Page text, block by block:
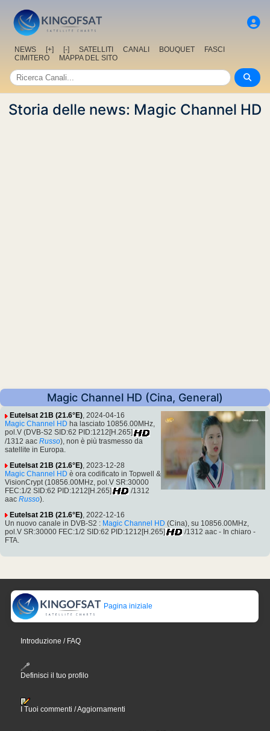
NEWS [+] [-] SATELLITI CANALI BOUQUET
FASCI
CIMITERO
MAPPA DEL SITO
Storia delle news: Magic Channel HD
Magic Channel HD (Cina, General)
Eutelsat 21B (21.6°E), 2024-04-16
Magic Channel HD ha lasciato 10856.00MHz,
pol.V (DVB-S2 SID:62 PID:1212[H.265]
/1312 aac Russo), non è più trasmesso da
satellite in Europa.
Eutelsat 21B (21.6°E) , 2023-12-28
Magic Channel HD è ora codificato in Topwell &
VisionCrypt (10856.00MHz, pol.V SR:30000
FEC:1/2 SID:62 PID:1212[H.265]
/1312
aac Russo).
Eutelsat 21B (21.6°E), 2022-12-16
Un nuovo canale in DVB-S2 : Magic Channel HD (Cina), su 10856.00MHz,
pol.V SR:30000 FEC:1/2 SID:62 PID:1212[H.265]
/1312 aac - In chiaro -
FTA.
Pagina iniziale
Introduzione / FAQ
Definisci il tuo profilo
I Tuoi commenti / Aggiornamenti